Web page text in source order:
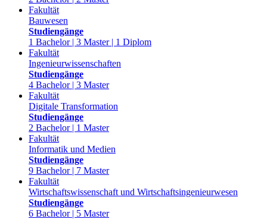
Fakultät
Bauwesen
Studiengänge
1 Bachelor | 3 Master | 1 Diplom
Fakultät
Ingenieurwissenschaften
Studiengänge
4 Bachelor | 3 Master
Fakultät
Digitale Transformation
Studiengänge
2 Bachelor | 1 Master
Fakultät
Informatik und Medien
Studiengänge
9 Bachelor | 7 Master
Fakultät
Wirtschaftswissenschaft und Wirtschaftsingenieurwesen
Studiengänge
6 Bachelor | 5 Master